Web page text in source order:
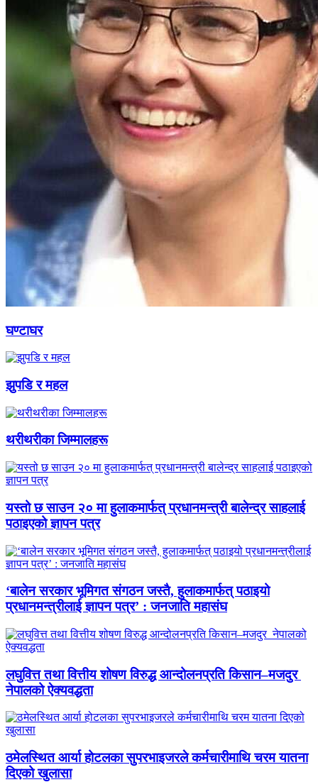
घण्टाघर
झुपडि र महल
थरीथरीका जिम्मालहरू
यस्तो छ साउन २० मा हुलाकमार्फत् प्रधानमन्त्री बालेन्द्र साहलाई
पठाइएको ज्ञापन पत्र
‘बालेन सरकार भूमिगत संगठन जस्तै, हुलाकमार्फत् पठाइयो
प्रधानमन्त्रीलाई ज्ञापन पत्र’ : जनजाति महासंघ
लघुवित्त तथा वित्तीय शोषण विरुद्ध आन्दोलनप्रति किसान–मजदुर
नेपालको ऐक्यवद्धता
ठमेलस्थित आर्या होटलका सुपरभाइजरले कर्मचारीमाथि चरम यातना
दिएको खुलासा